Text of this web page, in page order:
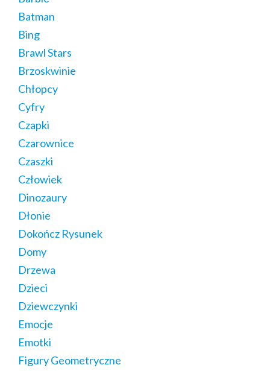
Batman
Bing
Brawl Stars
Brzoskwinie
Chłopcy
Cyfry
Czapki
Czarownice
Czaszki
Człowiek
Dinozaury
Dłonie
Dokończ Rysunek
Domy
Drzewa
Dzieci
Dziewczynki
Emocje
Emotki
Figury Geometryczne